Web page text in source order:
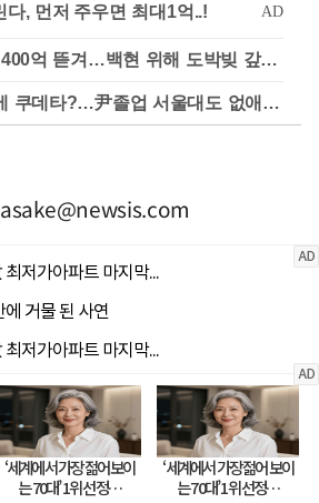
차가원 "MC몽에 400억 뜯겨…백현 위해 도박빚 갚아줘"
유승민 "육사 탓에 쿠데타?…尹졸업 서울대도 없애나"
asake@newsis.com